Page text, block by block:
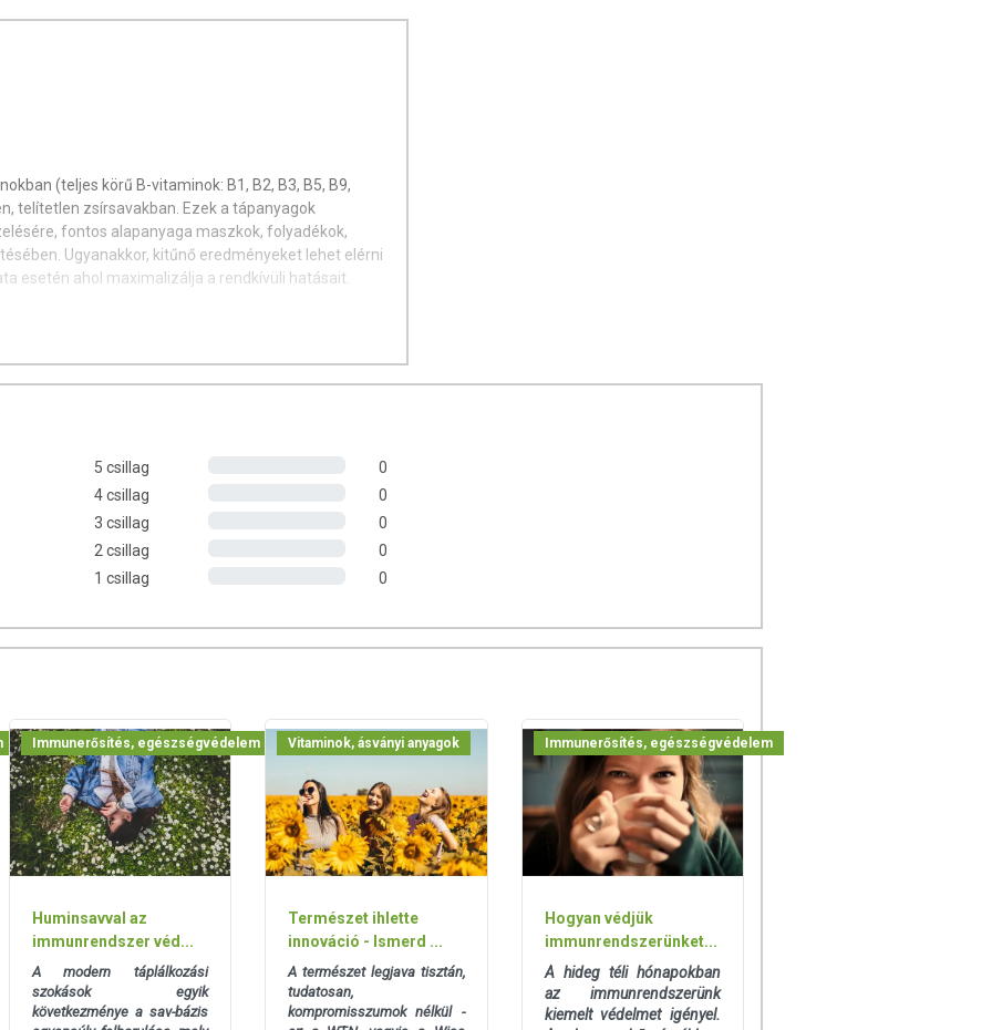
(teljes körű B-vitaminok: B1, B2, B3, B5, B9,
telítetlen zsírsavakban. Ezek a tápanyagok
fontos alapanyaga maszkok, folyadékok,
Ugyanakkor, kitűnő eredményeket lehet elérni
esetén ahol maximalizálja a rendkívüli hatásait.
-és fehérje tartalma miatt. 17 aminosavat is
az élet működéséhez nélkülözhetetlen esszenciális
között találunk még fontos nyomelemeket,
az acetilkolin és a 10-HDA sav tartalma
10-HDA sav ingerületátvivő – gyulladáscsökkentő
tartalmazza a tápanyagait, mivel ezt a
kémiai eljárásnak. A pempő komplexitásának
kifejteni hatásait, ráadásul képes felerősíteni más
kipróbálni:
2-3 alkalommal, 15 percig hagyjuk állni, majd
gramm, a fájdalom elmúlásáig (de akár nagyobb
eléréséért)
több ilyen hetet érdemes tartani
influenza szezonban különösképpen ajánlott
szerint 100gramm méhpempő a következő
3, Izoleucin 1,6, Leucin 3, Prolin 3,9, Treonin 2, Szerin
2,8, Glutaminsav 8,3
5 csillag
0
4 csillag
0
3 csillag
0
2 csillag
0
1 csillag
0
Immunerősítés, egészségvédelem
Huminsavval az
immunrendszer véd...
A modern táplálkozási
szokások egyik
következménye a sav-bázis
Vitaminok, ásványi anyagok
Természet ihlette
innováció - Ismerd ...
A természet legjava tisztán,
tudatosan,
kompromisszumok nélkül -
Immunerősítés, egészségvédelem
Hogyan védjük
immunrendszerünket...
A hideg téli hónapokban
az immunrendszerünk
kiemelt védelmet igényel.